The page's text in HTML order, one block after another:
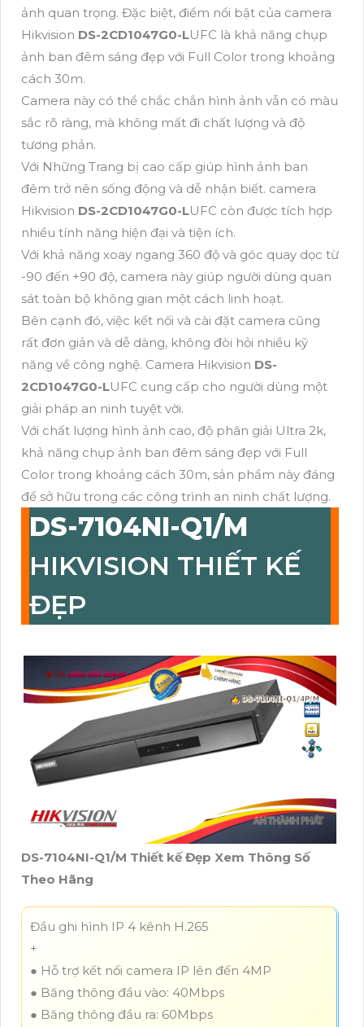
ảnh quan trọng. Đặc biệt, điểm nổi bật của camera
Hikvision DS-2CD1047G0-LUFC là khả năng chụp
ảnh ban đêm sáng đẹp với Full Color trong khoảng
cách 30m.
Camera này có thể chắc chắn hình ảnh vẫn có màu
sắc rõ ràng, mà không mất đi chất lượng và độ
tương phản.
Với Những Trang bị cao cấp giúp hình ảnh ban
đêm trở nên sống động và dễ nhận biết. camera
Hikvision DS-2CD1047G0-LUFC còn được tích hợp
nhiều tính năng hiện đại và tiện ích.
Với khả năng xoay ngang 360 độ và góc quay dọc từ
-90 đến +90 độ, camera này giúp người dùng quan
sát toàn bộ không gian một cách linh hoạt.
Bên cạnh đó, việc kết nối và cài đặt camera cũng
rất đơn giản và dễ dàng, không đòi hỏi nhiều kỹ
năng về công nghệ. Camera Hikvision DS-
2CD1047G0-LUFC cung cấp cho người dùng một
giải pháp an ninh tuyệt vời.
Với chất lượng hình ảnh cao, độ phân giải Ultra 2k,
khả năng chụp ảnh ban đêm sáng đẹp với Full
Color trong khoảng cách 30m, sản phẩm này đáng
để sở hữu trong các công trình an ninh chất lượng.
DS-7104NI-Q1/M
HIKVISION THIẾT KẾ
ĐẸP
DS-7104NI-Q1/M Thiết kế Đẹp Xem Thông Số
Theo Hãng
Đầu ghi hình IP 4 kênh H.265
+
● Hỗ trợ kết nối camera IP lên đến 4MP
● Băng thông đầu vào: 40Mbps
● Băng thông đầu ra: 60Mbps